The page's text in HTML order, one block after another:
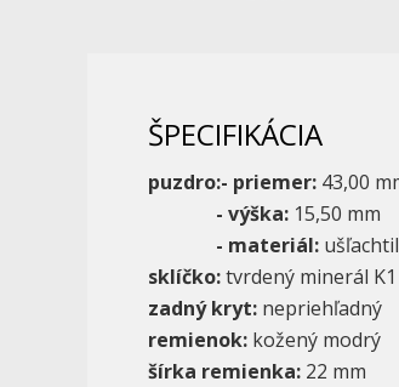
ŠPECIFIKÁCIA
puzdro:- priemer: 43,00
- výška: 15,50 mm
- materiál:
sklíčko:tvrdený minerál
zadný kryt: nepriehľadný
remienok: kožený modrý
šírka remienka: 22 mm